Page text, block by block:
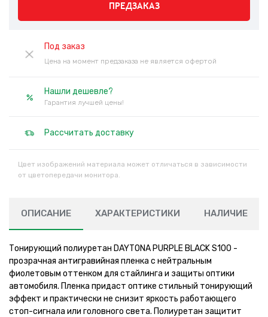
ПРЕДЗАКАЗ
Под заказ
Цена на момент предзаказа не является офертой
Нашли дешевле?
Гарантия лучшей цены!
Рассчитать доставку
Цвет изображений материала может отличаться в зависимости
от цветопередачи монитора.
ОПИСАНИЕ ХАРАКТЕРИСТИКИ НАЛИЧИЕ
Тонирующий полиуретан DAYTONA PURPLE BLACK S100 -
прозрачная антигравийная пленка с нейтральным
фиолетовым оттенком для стайлинга и защиты оптики
автомобиля. Пленка придаст оптике стильный тонирующий
эффект и практически не снизит яркость работающего
стоп-сигнала или головного света. Полиуретан защитит